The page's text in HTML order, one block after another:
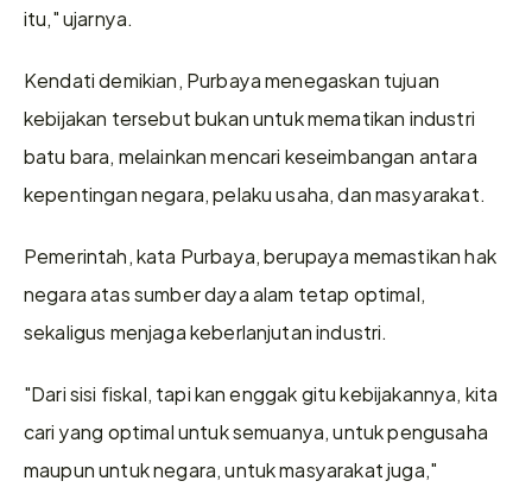
itu," ujarnya.
Kendati demikian, Purbaya menegaskan tujuan
kebijakan tersebut bukan untuk mematikan industri
batu bara, melainkan mencari keseimbangan antara
kepentingan negara, pelaku usaha, dan masyarakat.
Pemerintah, kata Purbaya, berupaya memastikan hak
negara atas sumber daya alam tetap optimal,
sekaligus menjaga keberlanjutan industri.
"Dari sisi fiskal, tapi kan enggak gitu kebijakannya, kita
cari yang optimal untuk semuanya, untuk pengusaha
maupun untuk negara, untuk masyarakat juga,"